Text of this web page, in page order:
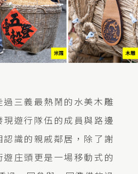
過三義最熱鬧的水美木雕
遊行隊伍的成員與路邊
認識的親戚鄰居，除了謝
遊庄頭更是一場移動式的